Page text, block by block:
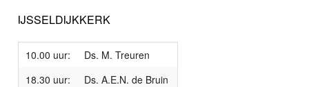
IJSSELDIJKKERK
10.00 uur:
Ds. M. Treuren
18.30 uur:
Ds. A.E.N. de Bruin